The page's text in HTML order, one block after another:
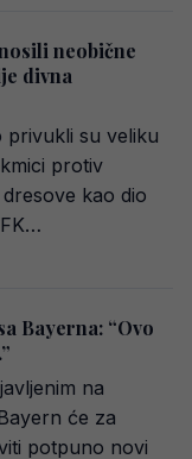
neobične
divna
privukli su veliku
protiv
kao dio
Bayerna: “Ovo
na
će za
potpuno novi